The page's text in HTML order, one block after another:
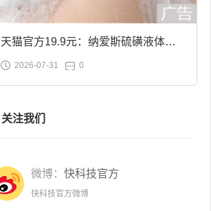
天猫官方19.9元：纳爱斯硫磺液体香
皂2斤大促
2026-07-31 0
关注我们
微博： 快科技官方
快科技官方微博